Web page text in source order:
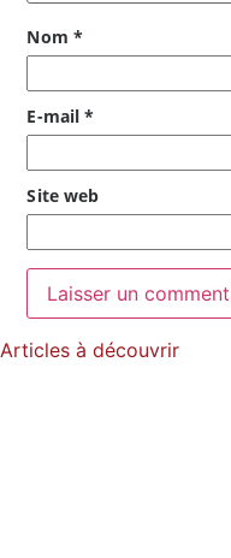
Nom *
E-mail*
Site web
Articles à découvrir